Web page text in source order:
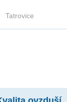
Tatrovice